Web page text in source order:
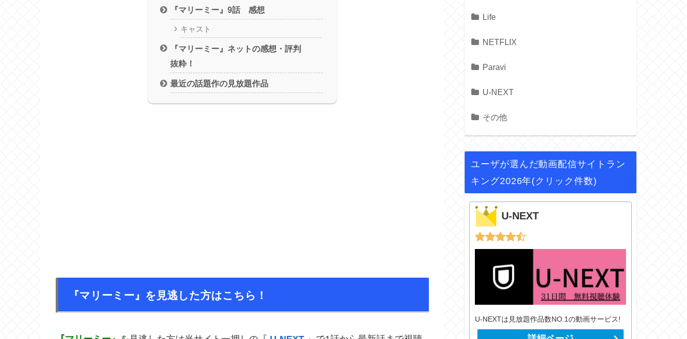
『マリーミー』9話 感想
キャスト
『マリーミー』ネットの感想・評判
抜粋！
最近の話題作の見放題作品
『マリーミー』を見逃した方はこちら！
Life
NETFLIX
Paravi
U-NEXT
その他
ユーザが選んだ動画配信サイトラン
キング2026年(クリック件数)
U-NEXT
U-NEXTは見放題作品数NO.1の動画サービス!